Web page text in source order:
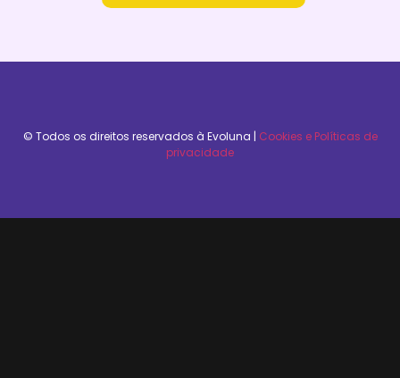
© Todos os direitos reservados à Evoluna​ | Cookies e Políticas de
privacidade